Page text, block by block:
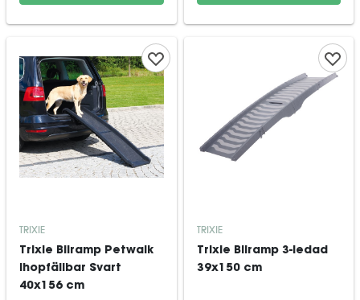
TRIXIE
Trixie Bilramp Petwalk
Ihopfällbar Svart
40x156 cm
TRIXIE
Trixie Bilramp 3-ledad
39x150 cm